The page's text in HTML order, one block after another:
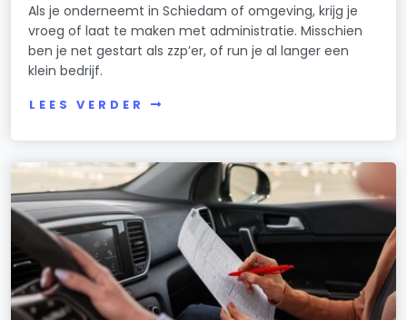
Als je onderneemt in Schiedam of omgeving, krijg je
vroeg of laat te maken met administratie. Misschien
ben je net gestart als zzp’er, of run je al langer een
klein bedrijf.
LEES VERDER